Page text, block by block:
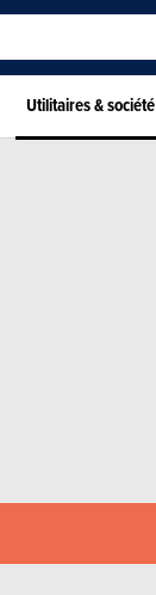
Utilitaires & société